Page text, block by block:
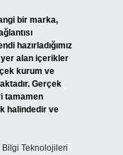
bir marka,
hazırladığımız
yer alan içerikler
kurum ve
Gerçek
tamamen
halindedir ve
Bilgi Teknolojileri